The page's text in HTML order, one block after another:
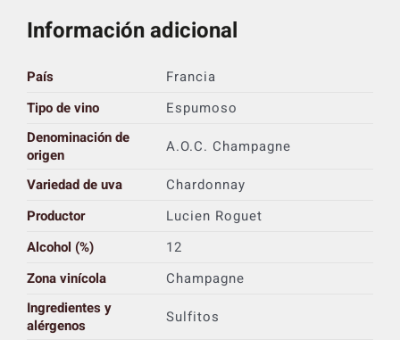
Información adicional
País
Francia
Tipo de vino
Espumoso
Denominación de
origen
A.O.C. Champagne
Variedad de uva
Chardonnay
Productor
Lucien Roguet
Alcohol (%)
12
Zona vinícola
Champagne
Ingredientes y
alérgenos
Sulfitos